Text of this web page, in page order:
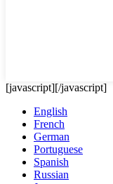
[javascript][/javascript]
English
French
German
Portuguese
Spanish
Russian